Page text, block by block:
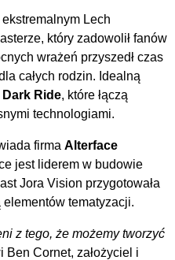
ekstremalnym Lech
który zadowolił fanów
wrażeń przyszedł czas
całych rodzin. Idealną
Dark Ride, które łączą
technologiami.
firma Alterface
jest liderem w budowie
Jora Vision przygotowała
tematyzacji.
z tego, że możemy tworzyć
Ben Cornet, założyciel i